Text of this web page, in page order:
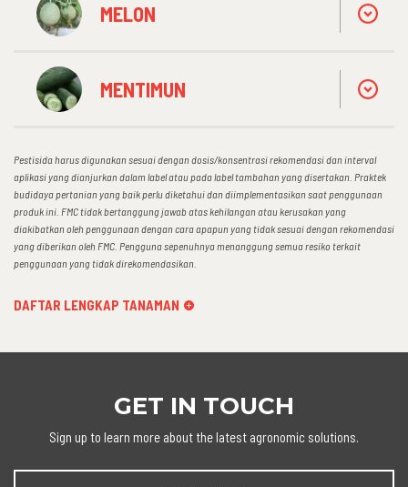
MELON
MENTIMUN
Pestisida harus digunakan sesuai dengan dosis/konsentrasi rekomendasi dan interval
aplikasi yang dianjurkan dalam label atau pada label tambahan yang disertakan. Praktek
budidaya pertanian yang baik perlu diketahui dan diimplementasikan saat penggunaan
produk ini. FMC tidak bertanggung jawab atas kehilangan atau kerusakan yang
diakibatkan oleh penggunaan dengan cara apapun yang tidak sesuai dengan rekomendasi
yang diberikan oleh FMC. Pengguna sepenuhnya menanggung semua resiko terkait
penggunaan yang tidak direkomendasikan.
DAFTAR LENGKAP TANAMAN
GET IN TOUCH
Sign up to learn more about the latest agronomic solutions.